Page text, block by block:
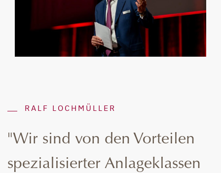
RALF LOCHMÜLLER
"Wir sind von den Vorteilen
spezialisierter Anlageklassen